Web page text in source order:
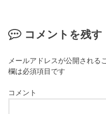
コメントを残す
メールアドレスが公開される
欄は必須項目です
コメント